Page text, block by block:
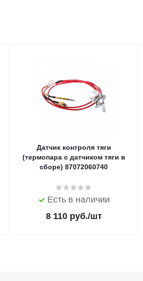
Датчик контроля тяги
(термопара с датчиком тяги в
сборе) 87072060740
Есть в наличии
8 110руб./шт